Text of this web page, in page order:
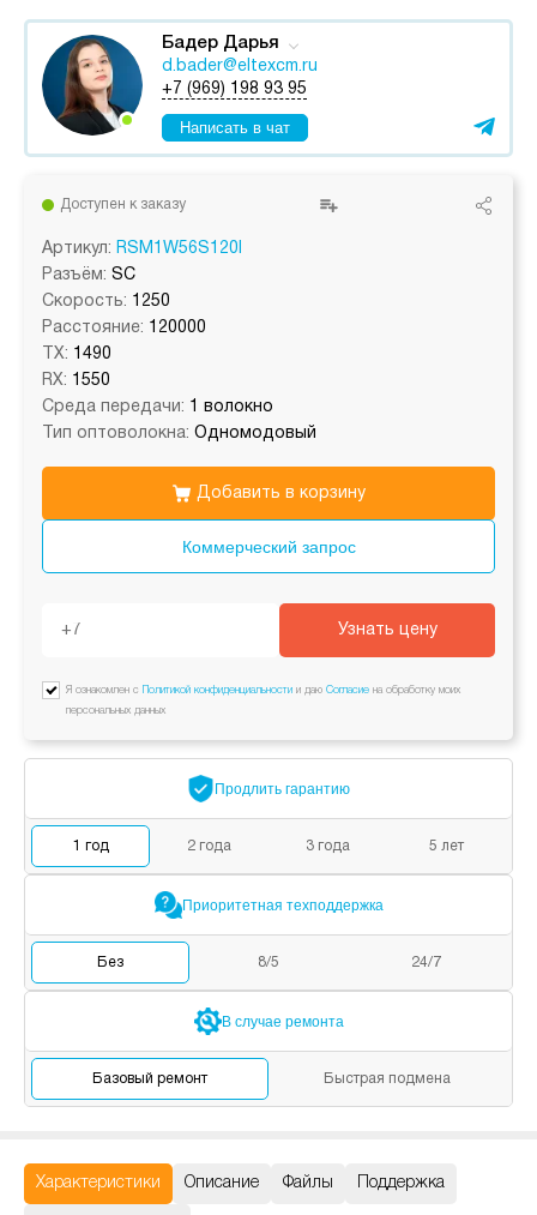
Бадер Дарья
d.bader@eltexcm.ru
+7 (969) 198 93 95
Написать в чат
Доступен к заказу
Артикул: RSM1W56S120I
Разъём: SC
Скорость: 1250
Расстояние: 120000
TX: 1490
RX: 1550
Среда передачи: 1 волокно
Тип оптоволокна: Одномодовый
Коммерческий запрос
Добавить в корзину
Узнать цену
Я ознакомлен с Политикой конфиденциальности и даю Согласие на обработку моих
персональных данных
Продлить гарантию
1 год 2 года 3 года 5 лет
Приоритетная техподдержка
Без 8/5 24/7
В случае ремонта
Базовый ремонт Быстрая подмена
Характеристики Описание Файлы Поддержка